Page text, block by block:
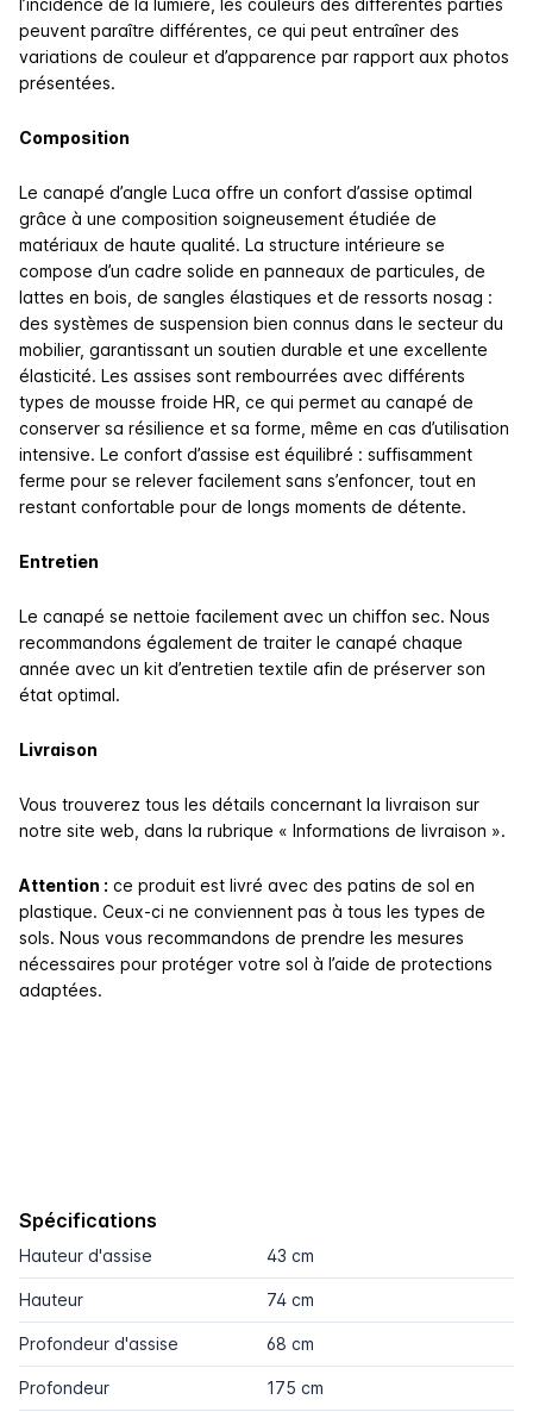
peuvent paraître différentes, ce qui peut entraîner des
variations de couleur et d’apparence par rapport aux photos
présentées.
Composition
Le canapé d’angle Luca offre un confort d’assise optimal
grâce à une composition soigneusement étudiée de
matériaux de haute qualité. La structure intérieure se
compose d’un cadre solide en panneaux de particules, de
lattes en bois, de sangles élastiques et de ressorts nosag :
des systèmes de suspension bien connus dans le secteur du
mobilier, garantissant un soutien durable et une excellente
élasticité. Les assises sont rembourrées avec différents
types de mousse froide HR, ce qui permet au canapé de
conserver sa résilience et sa forme, même en cas d’utilisation
intensive. Le confort d’assise est équilibré : suffisamment
ferme pour se relever facilement sans s’enfoncer, tout en
restant confortable pour de longs moments de détente.
Entretien
Le canapé se nettoie facilement avec un chiffon sec. Nous
recommandons également de traiter le canapé chaque
année avec un kit d’entretien textile afin de préserver son
état optimal.
Livraison
Vous trouverez tous les détails concernant la livraison sur
notre site web, dans la rubrique « Informations de livraison ».
Attention : ce produit est livré avec des patins de sol en
plastique. Ceux-ci ne conviennent pas à tous les types de
sols. Nous vous recommandons de prendre les mesures
nécessaires pour protéger votre sol à l’aide de protections
adaptées.
Spécifications
Hauteur d'assise 43 cm
Hauteur 74 cm
Profondeur d'assise 68 cm
Profondeur 175 cm